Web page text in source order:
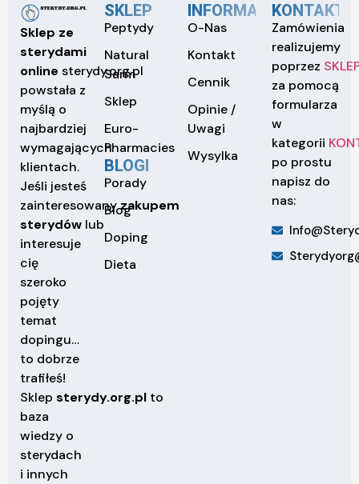
Sklep ze
sterydami
online sterydy.org.pl
powstała z
myślą o
najbardziej
wymagających
klientach.
Jeśli jesteś
zainteresowanyzakupem
sterydów lub
interesuje
cię
szeroko
pojęty
temat
dopingu…
to dobrze
trafiłeś!
Sklep sterydy.org.pl to
baza
wiedzy o
sterydach
i innych
SKLEP
Peptydy
Natural
Sarm
Sklep
Euro-
Pharmacies
BLOGI
Porady
Blog
Doping
Dieta
INFORMACJE
O-Nas
Kontakt
Cennik
Opinie /
Uwagi
Wysylka
KONTAKT
Zamówienia
realizujemy
poprzez
za pomocą
formularza
w
kategorii
po prostu
napisz do
nas: